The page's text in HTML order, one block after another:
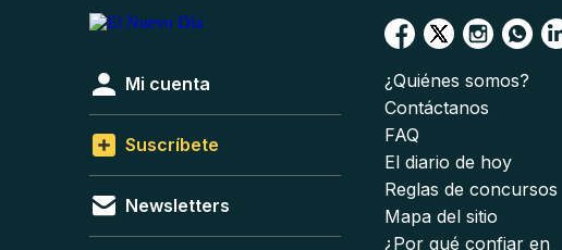
Mi cuenta
Suscríbete
Newsletters
¿Quiénes somos?
Contáctanos
FAQ
El diario de hoy
Reglas de concursos
Mapa del sitio
¿Por qué confiar en